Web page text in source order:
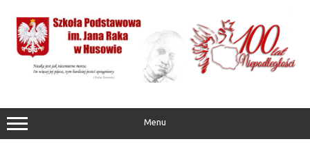
treści
Menu